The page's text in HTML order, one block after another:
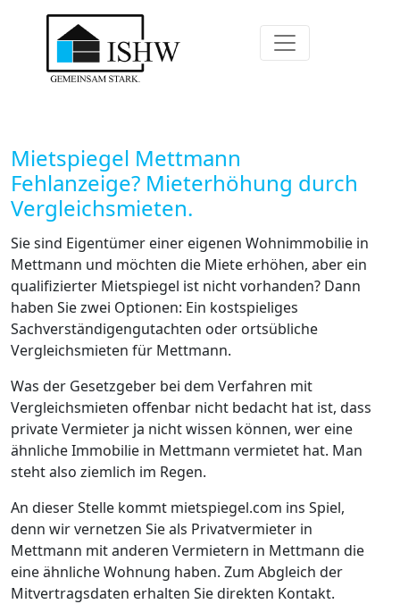
Mietspiegel Mettmann
Fehlanzeige? Mieterhöhung durch
Vergleichsmieten.
Sie sind Eigentümer einer eigenen Wohnimmobilie in
Mettmann und möchten die Miete erhöhen, aber ein
qualifizierter Mietspiegel ist nicht vorhanden? Dann
haben Sie zwei Optionen: Ein kostspieliges
Sachverständigengutachten oder ortsübliche
Vergleichsmieten für Mettmann.
Was der Gesetzgeber bei dem Verfahren mit
Vergleichsmieten offenbar nicht bedacht hat ist, dass
private Vermieter ja nicht wissen können, wer eine
ähnliche Immobilie in Mettmann vermietet hat. Man
steht also ziemlich im Regen.
An dieser Stelle kommt mietspiegel.com ins Spiel,
denn wir vernetzen Sie als Privatvermieter in
Mettmann mit anderen Vermietern in Mettmann die
eine ähnliche Wohnung haben. Zum Abgleich der
Mitvertragsdaten erhalten Sie direkten Kontakt.